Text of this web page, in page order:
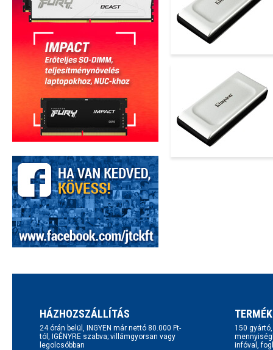
HÁZHOZSZÁLLÍTÁS
24 órán belül, INGYEN már nettó 80.000 Ft-
tól, IGÉNYRE szabva; villámgyorsan vagy
legolcsóbban
150
infóval,